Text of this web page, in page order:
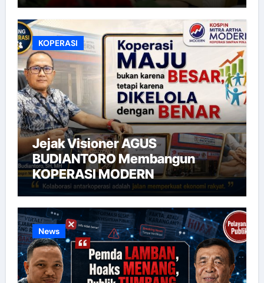
KOPERASI
Jejak Visioner AGUS
BUDIANTORO Membangun
KOPERASI MODERN
News